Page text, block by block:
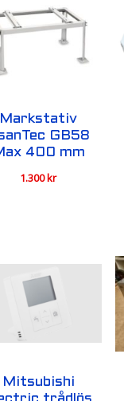
Markstativ
GB58
400 mm
1.300kr
Mitsubishi